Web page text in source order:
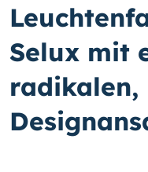
Selux mit
radikalen,